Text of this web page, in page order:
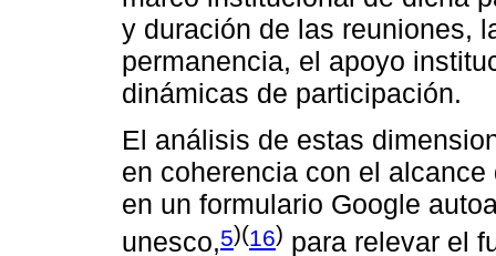
y duración de las reuniones,
permanencia, el apoyo
dinámicas de participación.
El análisis de estas
en coherencia con el
en un formulario Google
unesco,5)(16) para relevar el